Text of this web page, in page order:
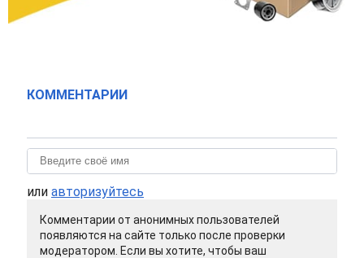
КОММЕНТАРИИ
или авторизуйтесь
Комментарии от анонимных пользователей
появляются на сайте только после проверки
модератором. Если вы хотите, чтобы ваш